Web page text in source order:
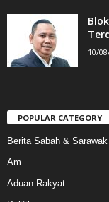
10/
POPULAR CATEGORY
Berita Sabah & Sarawak
Am
Aduan Rakyat